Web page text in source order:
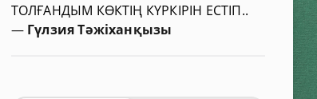
ТОЛҒАНДЫМ КӨКТІҢ КҮРКІРІН ЕСТІП..
— Гүлзия Тәжіханқызы